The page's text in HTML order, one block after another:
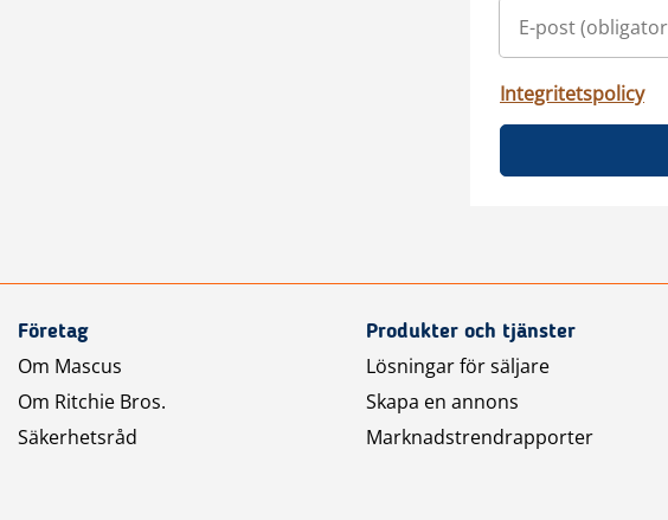
Integritetspolicy
Företag
Om Mascus
Om Ritchie Bros.
Säkerhetsråd
Produkter och tjänster
Lösningar för säljare
Skapa en annons
Marknadstrendrapporter